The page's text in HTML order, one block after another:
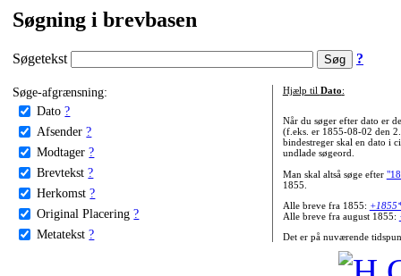
Søgning i brevbasen
Søgetekst ?
Søge-afgrænsning:
Dato ?
Afsender ?
Modtager ?
Brevtekst ?
Herkomst ?
Original Placering ?
Metatekst ?
Hjælp til Dato:
Når du søger efter dato er
(f.eks. er 1855-08-02 den
bindestreger skal en dato i
undlade søgeord.
Man skal altså søge efter
1855.
Alle breve fra 1855:
Alle breve fra august 1855:
Det er på nuværende